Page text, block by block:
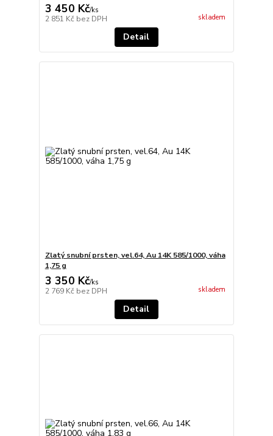
3 450 Kč/ks
2 851 Kč bez DPH skladem
Detail
Zlatý snubní prsten, vel.64, Au 14K 585/1000, váha
1,75 g
3 350 Kč/ks
2 769 Kč bez DPH skladem
Detail